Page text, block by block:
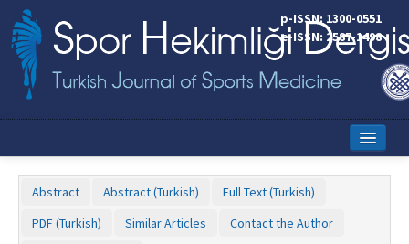
p-ISSN: 1300-0551
e-ISSN: 2587-1498
Abstract Abstract (Turkish)
Full Text (Turkish)
PDF (Turkish)
Similar Articles
Contact the Author